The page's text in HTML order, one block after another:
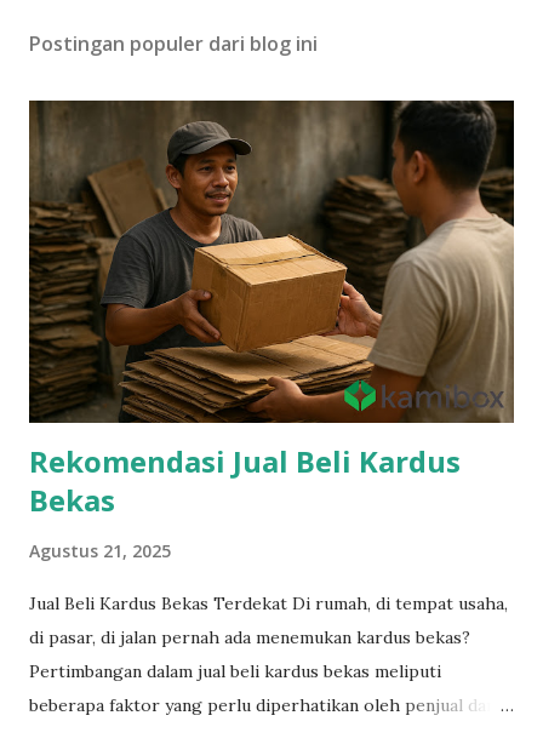
Postingan populer dari blog ini
Rekomendasi Jual Beli Kardus
Bekas
Agustus 21, 2025
Jual Beli Kardus Bekas Terdekat Di rumah, di tempat usaha,
di pasar, di jalan pernah ada menemukan kardus bekas?
Pertimbangan dalam jual beli kardus bekas meliputi
beberapa faktor yang perlu diperhatikan oleh penjual dan